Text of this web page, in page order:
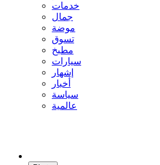
خدمات
جمال
موضة
تسوق
مطبخ
سيارات
إشهار
أخبار
سياسة
عالمية